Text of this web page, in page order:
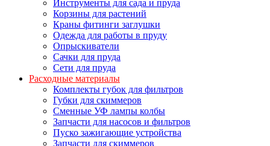
Инструменты для сада и пруда
Корзины для растений
Краны фитинги заглушки
Одежда для работы в пруду
Опрыскиватели
Сачки для пруда
Сети для пруда
Расходные материалы
Комплекты губок для фильтров
Губки для скиммеров
Сменные УФ лампы колбы
Запчасти для насосов и фильтров
Пуско зажигающие устройства
Запчасти для скиммеров